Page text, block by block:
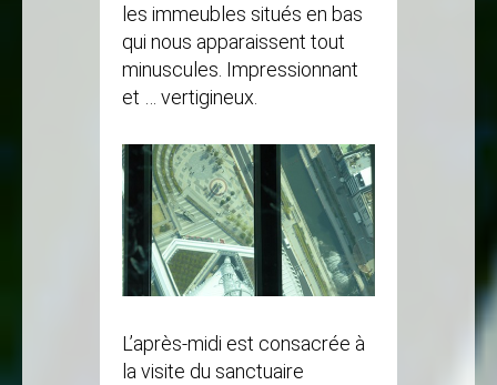
les immeubles situés en bas
qui nous apparaissent tout
minuscules. Impressionnant
et … vertigineux.
L’après-midi est consacrée à
la visite du sanctuaire